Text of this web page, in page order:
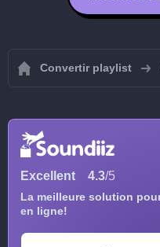
Convertir playlist
Excellent 4.3/5
La meilleure solution
en ligne!